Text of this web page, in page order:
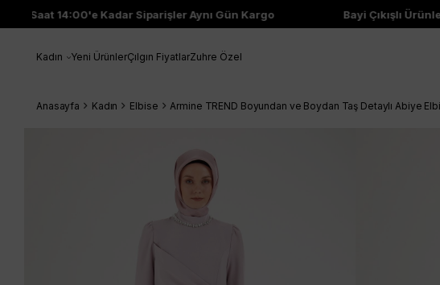
Saat 14:00'e Kadar Siparişler Aynı Gün Kargo Bayi Çıkışlı Ürünler
Kadın Yeni ÜrünlerÇılgın FiyatlarZuhre Özel
Anasayfa Kadın Elbise Armine TREND Boyundan ve Boydan Taş Detaylı Abiye